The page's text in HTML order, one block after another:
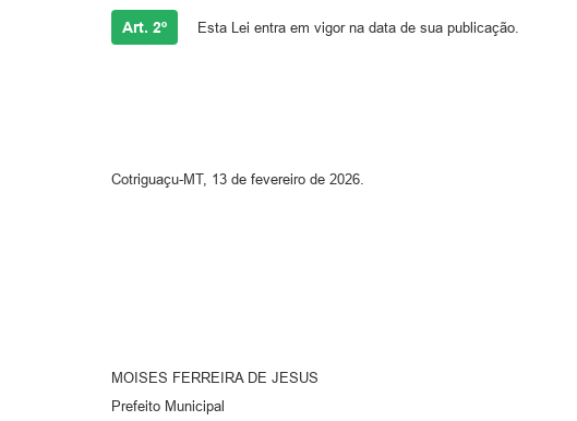
Art. 2º Esta Lei entra em vigor na data de sua publicação.
Cotriguaçu-MT, 13 de fevereiro de 2026.
MOISES FERREIRA DE JESUS
Prefeito Municipal